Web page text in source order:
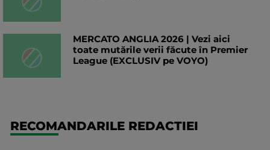
MERCATO ANGLIA 2026 | Vezi aici
toate mutările verii făcute în Premier
League (EXCLUSIV pe VOYO)
RECOMANDARILE REDACTIEI